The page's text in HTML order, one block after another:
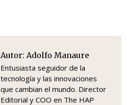
Autor: Adolfo Manaure
Entusiasta seguidor de la
tecnología y las innovaciones
que cambian el mundo. Director
Editorial y COO en The HAP